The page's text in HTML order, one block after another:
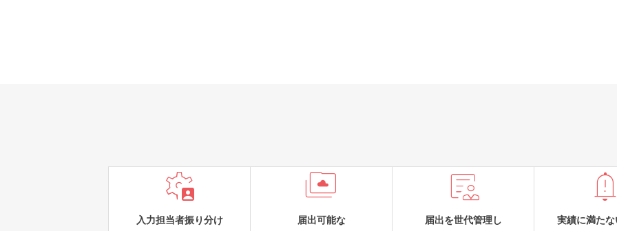

入力担当者振り分け

届出可能な

届出を世代管理し
実績に満た